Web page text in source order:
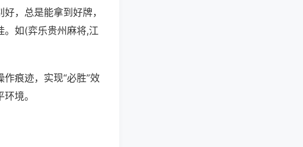
，总是能拿到好牌，
。如(弈乐贵州麻将,江
痕迹，实现“必胜”效
境。